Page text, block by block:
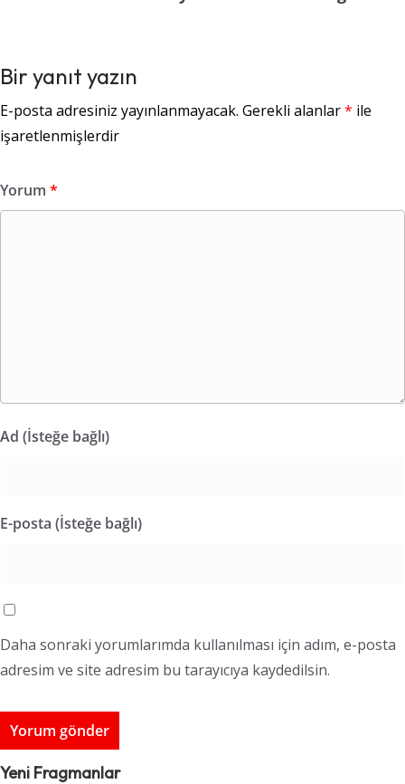
Bir yanıt yazın
E-posta adresiniz yayınlanmayacak. Gerekli alanlar* ile
işaretlenmişlerdir
Yorum *
Ad (İsteğe bağlı)
E-posta (İsteğe bağlı)
Daha sonraki yorumlarımda kullanılması için adım, e-posta
adresim ve site adresim bu tarayıcıya kaydedilsin.
Yeni Fragmanlar